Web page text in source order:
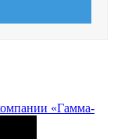
«Гамма-